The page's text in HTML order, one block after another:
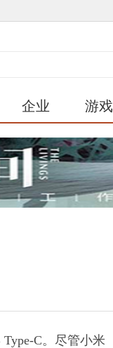
企业 游戏
C。尽管小米